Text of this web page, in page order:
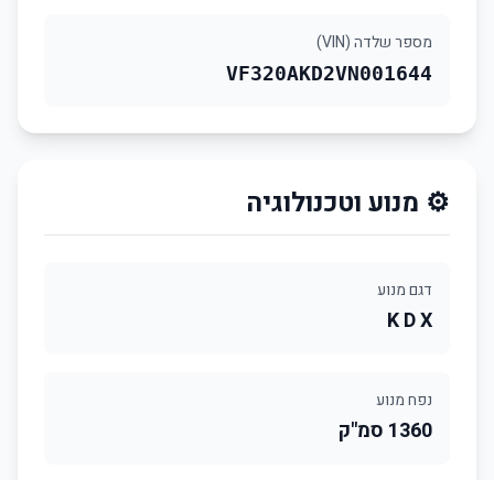
מספר שלדה (VIN)
VF320AKD2VN001644
⚙️ מנוע וטכנולוגיה
דגם מנוע
K D X
נפח מנוע
1360 סמ"ק